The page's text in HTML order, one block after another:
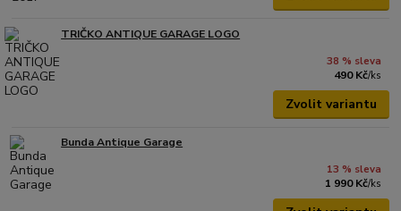
TRIČKO ANTIQUE GARAGE LOGO
38 % sleva
490 Kč/ks
Zvolit variantu
Bunda Antique Garage
13 % sleva
1 990 Kč/ks